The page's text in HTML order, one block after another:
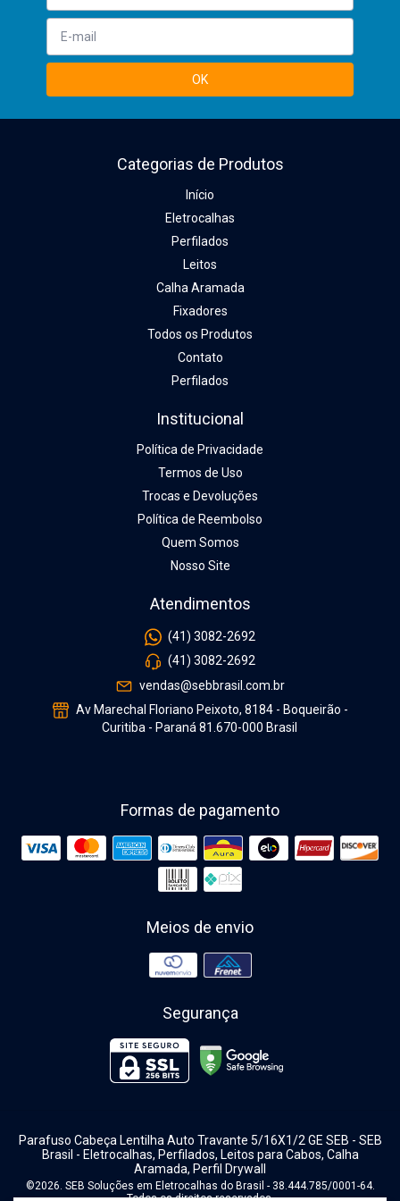
Categorias de Produtos
Início
Eletrocalhas
Perfilados
Leitos
Calha Aramada
Fixadores
Todos os Produtos
Contato
Perfilados
Institucional
Política de Privacidade
Termos de Uso
Trocas e Devoluções
Política de Reembolso
Quem Somos
Nosso Site
Atendimentos
(41) 3082-2692
(41) 3082-2692
vendas@sebbrasil.com.br
Av Marechal Floriano Peixoto, 8184 - Boqueirão -
Curitiba - Paraná 81.670-000 Brasil
Formas de pagamento
Meios de envio
Segurança
Parafuso Cabeça Lentilha Auto Travante 5/16X1/2 GE SEB - SEB
Brasil - Eletrocalhas, Perfilados, Leitos para Cabos, Calha
Aramada, Perfil Drywall
©2026. SEB Soluções em Eletrocalhas do Brasil - 38.444.785/0001-64.